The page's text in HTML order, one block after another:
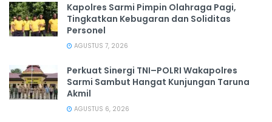
Kapolres Sarmi Pimpin Olahraga Pagi,
Tingkatkan Kebugaran dan Soliditas
Personel
AGUSTUS 7, 2026
Perkuat Sinergi TNI–POLRI Wakapolres
Sarmi Sambut Hangat Kunjungan Taruna
Akmil
AGUSTUS 6, 2026